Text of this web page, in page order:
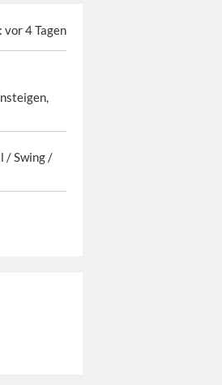
4 Tagen
/ Swing /